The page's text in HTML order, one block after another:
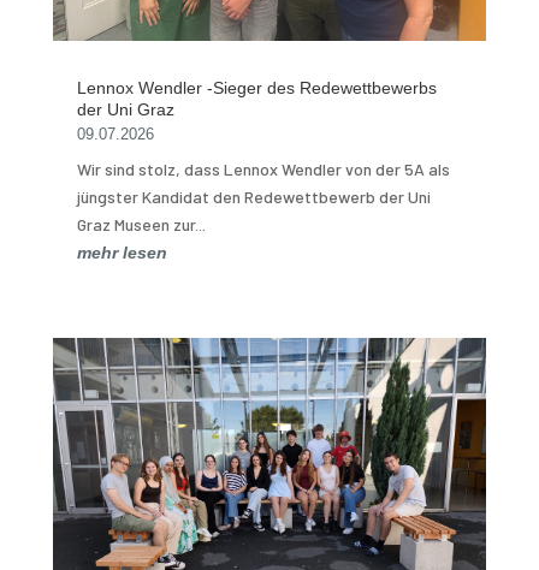
Lennox Wendler -Sieger des Redewettbewerbs
der Uni Graz
09.07.2026
Wir sind stolz, dass Lennox Wendler von der 5A als
jüngster Kandidat den Redewettbewerb der Uni
Graz Museen zur...
mehr lesen